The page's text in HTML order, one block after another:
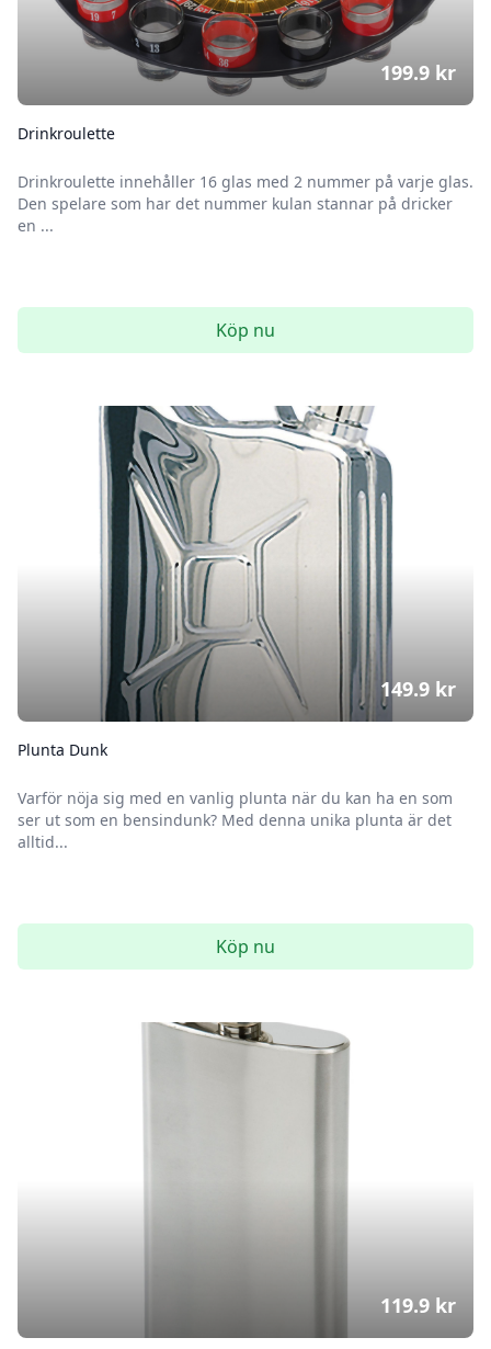
Drinkroulette
Drinkroulette innehåller 16 glas med 2 nummer på varje glas.
Den spelare som har det nummer kulan stannar på dricker
en ...
199.9 kr
Köp nu
Plunta Dunk
Varför nöja sig med en vanlig plunta när du kan ha en som
ser ut som en bensindunk? Med denna unika plunta är det
alltid...
149.9 kr
Köp nu
119.9 kr